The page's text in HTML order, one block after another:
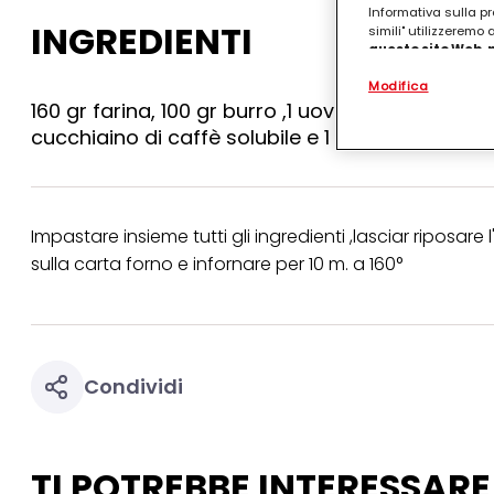
INGREDIENTI
160 gr farina, 100 gr burro ,1 uovo ,100 gr
cucchiaino di caffè solubile e 1 di macinato
Impastare insieme tutti gli ingredienti ,lasciar
sulla carta forno e infornare per 10 m. a 160°
Condividi
Informativa sulla
simili" utilizzeremo
questo sito
.
(rispettivamente
terzi, conservare
collegata nel piè di
qualsiasi momento
collegata nel piè di
Modifica